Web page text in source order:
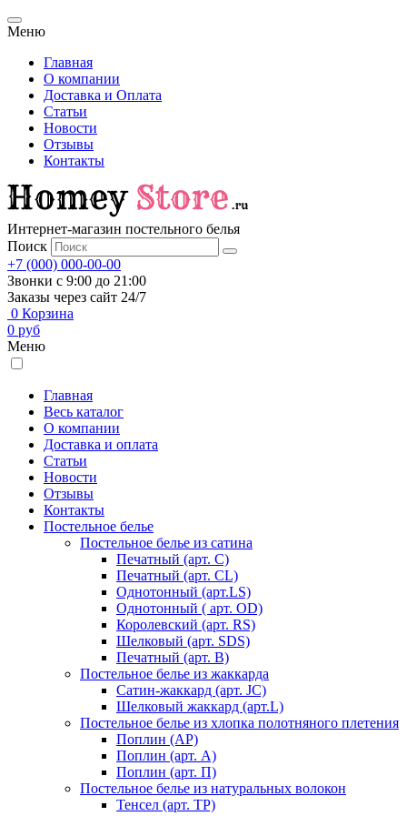
Меню
Главная
О компании
Доставка и Оплата
Статьи
Новости
Отзывы
Контакты
Интернет-магазин постельного белья
Поиск
+7 (000) 000-00-00
Звонки с 9:00 до 21:00
Заказы через сайт 24/7
0 Корзина
0 руб
Меню
Главная
Весь каталог
О компании
Доставка и оплата
Статьи
Новости
Отзывы
Контакты
Постельное белье
Постельное белье из сатина
Печатный (арт. С)
Печатный (арт. СL)
Однотонный (арт.LS)
Однотонный ( арт. OD)
Королевский (арт. RS)
Шелковый (арт. SDS)
Печатный (арт. В)
Постельное белье из жаккарда
Сатин-жаккард (арт. JC)
Шелковый жаккард (арт.L)
Постельное белье из хлопка полотняного плетения
Поплин (AP)
Поплин (арт. А)
Поплин (арт. П)
Постельное белье из натуральных волокон
Тенсел (арт. ТР)